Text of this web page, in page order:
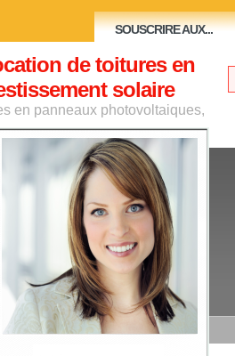
SOUSCRIRE AUX...
de toitures en
solaire
en panneaux photovoltaiques,